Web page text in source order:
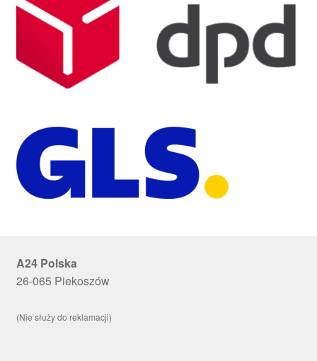
A24 Polska
26-065 Piekoszów
(Nie służy do reklamacji)